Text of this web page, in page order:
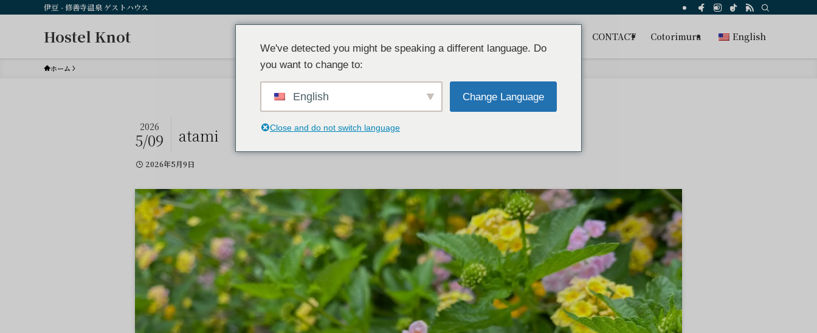
伊豆 - 修善寺温泉 ゲストハウス
Hostel Knot CONTACT Cotorimura English
ホーム
atami
2026
5/09
2026年5月9日
We've detected you might be speaking a different language. Do
you want to change to:
English Change Language
Close and do not switch language